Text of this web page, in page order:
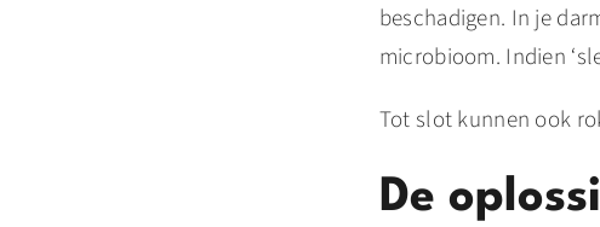
beschadigen. In je
microbioom. Indien
Tot slot kunnen ook
De